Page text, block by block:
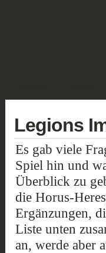
Legions
Es gab viele
Spiel hin und
Überblick zu
die Horus-
Ergänzungen,
Liste unten
an, werde aber